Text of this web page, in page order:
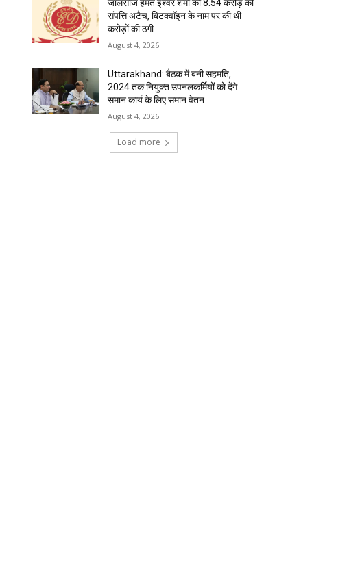
जालसाज हेमंत ईश्वर शर्मा की 8.54 करोड़ की
संपत्ति अटैच, बिटक्वाॅइन के नाम पर की थी
करोड़ों की ठगी
August 4, 2026
Uttarakhand: बैठक में बनी सहमति,
2024 तक नियुक्त उपनलकर्मियों को देंगे
समान कार्य के लिए समान वेतन
August 4, 2026
Load more